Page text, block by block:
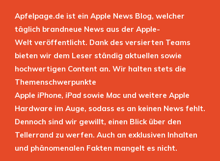
Apfelpage.de ist ein Apple News Blog, welcher
täglich brandneue News aus der Apple-
Welt veröffentlicht. Dank des versierten Teams
bieten wir dem Leser ständig aktuellen sowie
hochwertigen Content an. Wir halten stets die
Themenschwerpunkte
Apple iPhone, iPad sowie Mac und weitere Apple
Hardware im Auge, sodass es an keinen News fehlt.
Dennoch sind wir gewillt, einen Blick über den
Tellerrand zu werfen. Auch an exklusiven Inhalten
und phänomenalen Fakten mangelt es nicht.